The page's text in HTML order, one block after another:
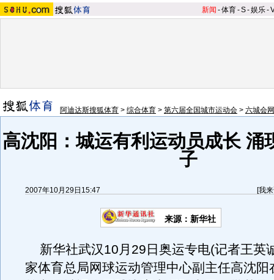
新闻 -体育-S-娱乐-
阿迪达斯搜狐体育 > 综合体育 > 第六届全国城市运动会 > 六城会
高沈阳：城运有利运动员成长 涌
子
2007年10月29日15:47 [我
来源：新华社
新华社武汉10月29日奥运专电(记者王英
家体育总局网球运动管理中心副主任高沈阳